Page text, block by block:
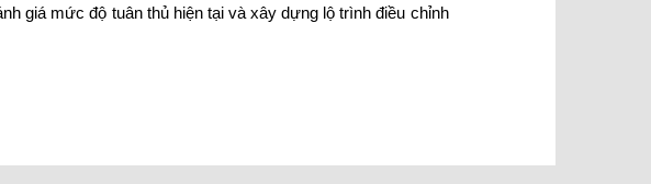
giá mức độ tuân thủ hiện tại và xây dựng lộ trình điều chỉnh